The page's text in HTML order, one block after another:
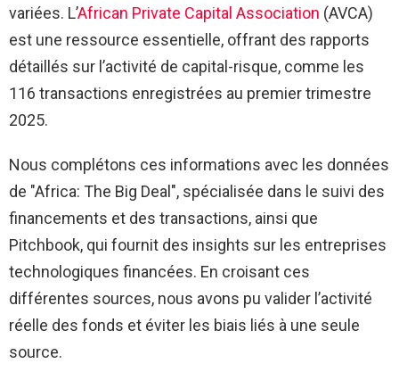
variées. L’African Private Capital Association (AVCA)
est une ressource essentielle, offrant des rapports
détaillés sur l’activité de capital-risque, comme les
116 transactions enregistrées au premier trimestre
2025.
Nous complétons ces informations avec les données
de "Africa: The Big Deal", spécialisée dans le suivi des
financements et des transactions, ainsi que
Pitchbook, qui fournit des insights sur les entreprises
technologiques financées. En croisant ces
différentes sources, nous avons pu valider l’activité
réelle des fonds et éviter les biais liés à une seule
source.